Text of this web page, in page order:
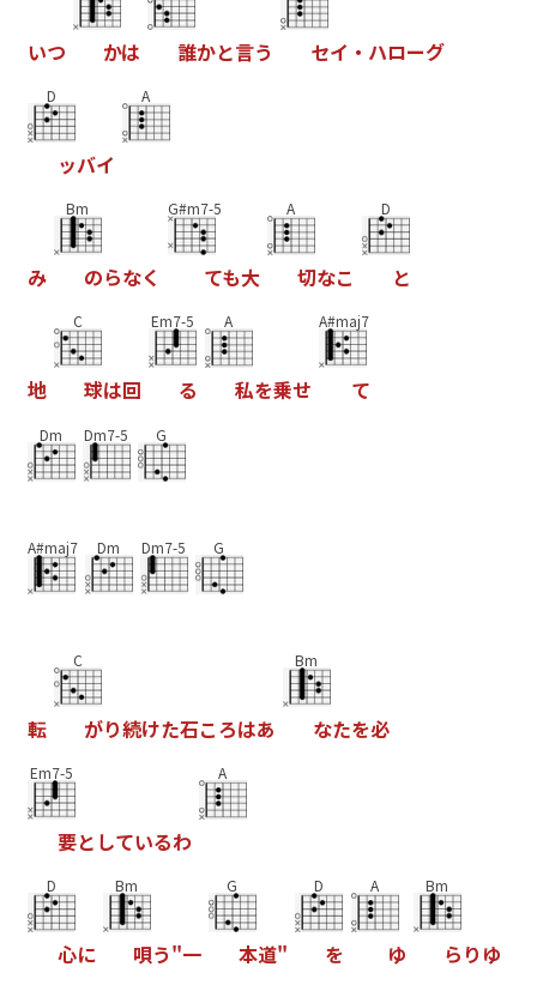
いつ かは 誰かと言う セイ ・ ハローグ
D
ッバイ
A
み
Bm
のらなく
G#m7-5
ても大
A
切なこ
D
と
地
C
球は回
Em7-5
る
A
私を乗せ
A#maj7
て
Dm Dm7-5 G
A#maj7 Dm Dm7-5 G
転
C
がり続けた石ころはあ
Bm
なたを必
Em7-5
要と しているわ
A
D
心に
Bm
唄う"一
G
本道"
D
を
A
ゆ
Bm
ら り ゆ